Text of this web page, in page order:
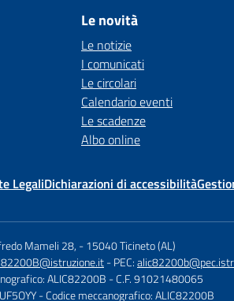
Le novità
Le notizie
I comunicati
Le circolari
Calendario eventi
Le scadenze
Albo online
LegaliDichiarazioni di accessibilità
Mameli 28, -15040 Ticineto (AL)
- PEC:
ALIC82200B - C.F. 91021480065
- Codice meccanografico: ALIC82200B